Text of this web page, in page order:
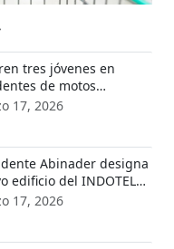
tres jóvenes en
de motos
en localidades de
17, 2026
Abinader designa
edificio del INDOTEL
nombre de Orlando
17, 2026